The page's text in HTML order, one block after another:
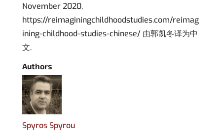
November 2020,
https://reimaginingchildhoodstudies.com/reimag
ining-childhood-studies-chinese/ 由郭凯冬译为中
文.
Authors
Spyros Spyrou